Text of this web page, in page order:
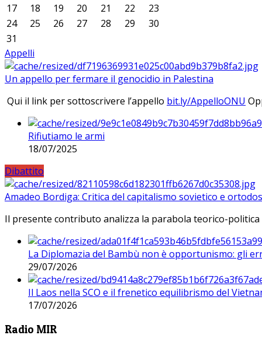
17
18 19 20 21 22
23
24
25 26 27 28 29
30
31
Appelli
Un appello per fermare il genocidio in Palestina
Qui il link per sottoscrivere l’appello bit.ly/AppelloONU
Rifiutiamo le armi
18/07/2025
Dibattito
Amadeo Bordiga: Critica del capitalismo sovietico e
Il presente contributo analizza la parabola teorico-
La Diplomazia del Bambù non è opportunismo: gli
29/07/2026
Il Laos nella SCO e il frenetico equilibrismo del
17/07/2026
Radio MIR